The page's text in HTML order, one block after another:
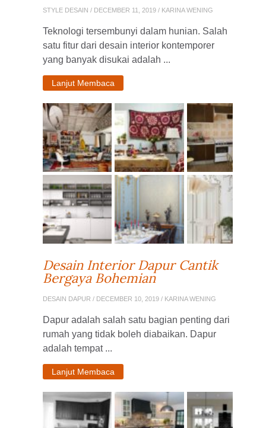
STYLE DESAIN / DECEMBER 11, 2019 / KARINA WENING
Teknologi tersembunyi dalam hunian. Salah
satu fitur dari desain interior kontemporer
yang banyak disukai adalah ...
Lanjut Membaca
Desain Interior Dapur Cantik
Bergaya Bohemian
DESAIN DAPUR / DECEMBER 10, 2019 / KARINA WENING
Dapur adalah salah satu bagian penting dari
rumah yang tidak boleh diabaikan. Dapur
adalah tempat ...
Lanjut Membaca